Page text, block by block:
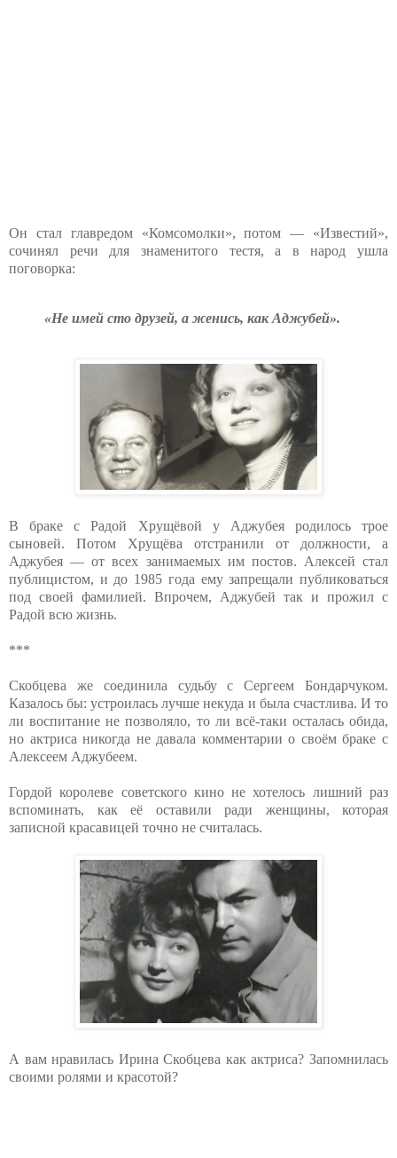
Он стал главредом «Комсомолки», потом — «Известий»,
сочинял речи для знаменитого тестя, а в народ ушла
поговорка:
«Не имей сто друзей, а женись, как Аджубей».
В браке с Радой Хрущёвой у Аджубея родилось трое
сыновей. Потом Хрущёва отстранили от должности, а
Аджубея — от всех занимаемых им постов. Алексей стал
публицистом, и до 1985 года ему запрещали публиковаться
под своей фамилией. Впрочем, Аджубей так и прожил с
Радой всю жизнь.
***
Скобцева же соединила судьбу с Сергеем Бондарчуком.
Казалось бы: устроилась лучше некуда и была счастлива. И то
ли воспитание не позволяло, то ли всё-таки осталась обида,
но актриса никогда не давала комментарии о своём браке с
Алексеем Аджубеем.
Гордой королеве советского кино не хотелось лишний раз
вспоминать, как её оставили ради женщины, которая
записной красавицей точно не считалась.
А вам нравилась Ирина Скобцева как актриса? Запомнилась
своими ролями и красотой?